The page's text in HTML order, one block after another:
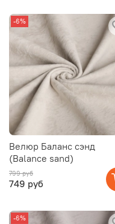
-6%
Велюр Баланс сэнд
(Balance sand)
799 руб
749 руб
-6%